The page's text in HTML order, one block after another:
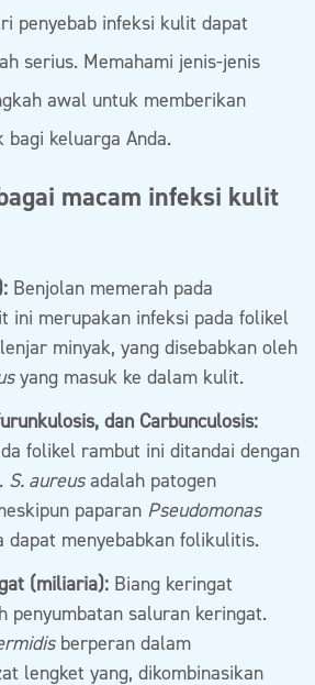
penyebab infeksi kulit dapat
serius. Memahami jenis-jenis
awal untuk memberikan
keluarga Anda.
macam infeksi kulit
Benjolan memerah pada
ini merupakan infeksi pada folikel
minyak, yang disebabkan oleh
yang masuk ke dalam kulit.
dan Carbunculosis:
folikel rambut ini ditandai dengan
S. aureusadalah patogen
paparan Pseudomonas
dapat menyebabkan folikulitis.
(miliaria):Biang keringat
penyumbatan saluran keringat.
berperan dalam
lengket yang, dikombinasikan